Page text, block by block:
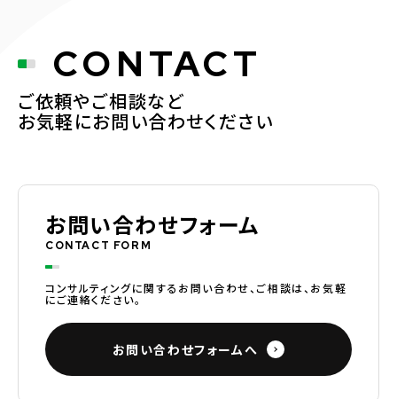
CONTACT
ご依頼やご相談など
お気軽にお問い合わせください
お問い合わせフォーム
CONTACT FORM
コンサルティングに関するお問い合わせ、ご相談は、お気軽
にご連絡ください。
お問い合わせフォームへ